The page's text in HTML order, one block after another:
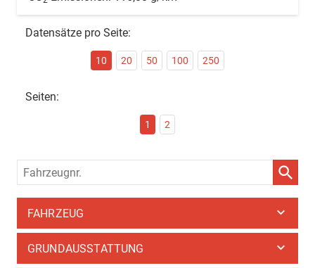
Datensätze pro Seite:
10 20 50 100 250
Seiten:
1 2
Fahrzeugnr.
FAHRZEUG
GRUNDAUSSTATTUNG